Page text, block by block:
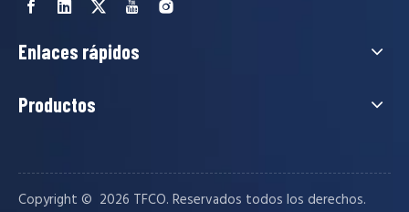
Enlaces rápidos
Productos
Copyright © ️ 2026 TFCO. Reservados todos los derechos.